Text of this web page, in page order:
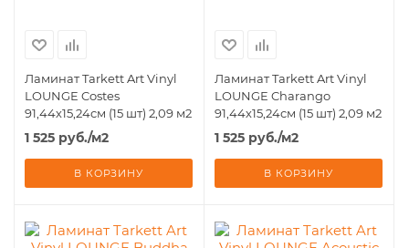
Ламинат Tarkett Art Vinyl
LOUNGE Costes
91,44х15,24см (15 шт) 2,09 м2
1 525 руб./м2
В КОРЗИНУ
Ламинат Tarkett Art Vinyl
LOUNGE Charango
91,44х15,24см (15 шт) 2,09 м2
1 525 руб./м2
В КОРЗИНУ